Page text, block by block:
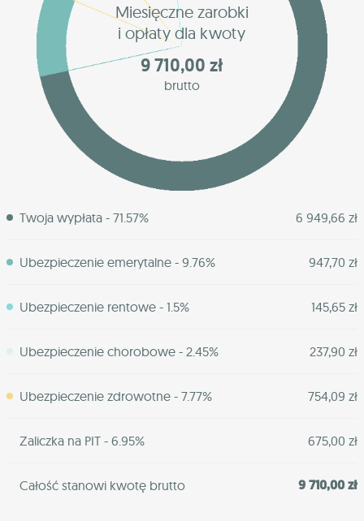
Miesięczne zarobki
i opłaty dla kwoty
9 710,00 zł
brutto
Twoja wypłata - 71.57% 6 949,66 zł
Ubezpieczenie emerytalne - 9.76% 947,70 zł
Ubezpieczenie rentowe - 1.5% 145,65 zł
Ubezpieczenie chorobowe - 2.45% 237,90 zł
Ubezpieczenie zdrowotne - 7.77% 754,09 zł
Zaliczka na PIT - 6.95% 675,00 zł
Całość stanowi kwotę brutto 9 710,00 zł